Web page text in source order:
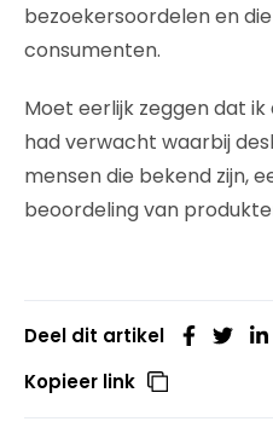
bezoekersoordelen en die
consumenten.
Moet eerlijk zeggen dat
had verwacht waarbij
mensen die bekend zijn,
beoordeling van
Deel dit artikel
Kopieer link